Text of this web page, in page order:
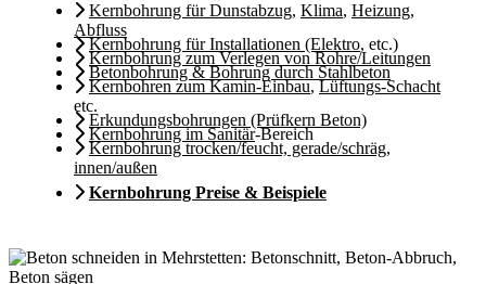
Kernbohrung für Dunstabzug, Klima, Heizung,
Abfluss
Kernbohrung für Installationen (Elektro, etc.)
Kernbohrung zum Verlegen von Rohre/Leitungen
Betonbohrung & Bohrung durch Stahlbeton
Kernbohren zum Kamin-Einbau,Lüftungs-Schacht
etc.
Erkundungsbohrungen (Prüfkern Beton)
Kernbohrung im Sanitär-Bereich
Kernbohrung trocken/feucht, gerade/schräg,
innen/außen
Kernbohrung Preise & Beispiele